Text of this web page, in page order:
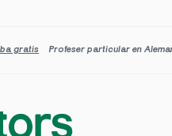
gratis Profeser particular en